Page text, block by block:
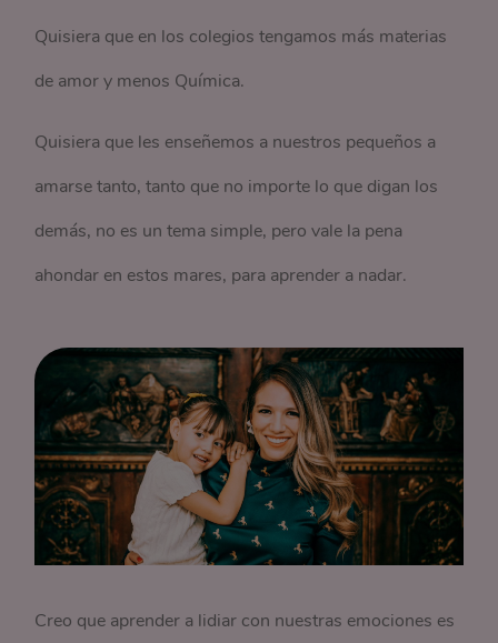
Quisiera que en los colegios tengamos más materias
de amor y menos Química.
Quisiera que les enseñemos a nuestros pequeños a
amarse tanto, tanto que no importe lo que digan los
demás, no es un tema simple, pero vale la pena
ahondar en estos mares, para aprender a nadar.
Creo que aprender a lidiar con nuestras emociones es